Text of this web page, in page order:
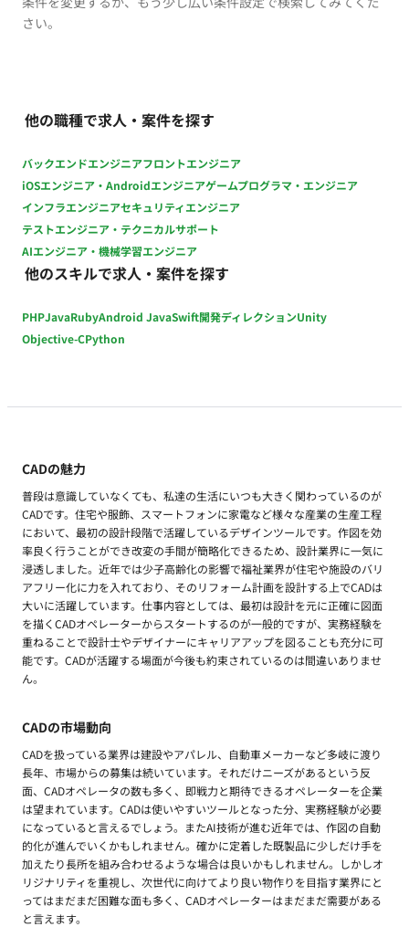
さい。
他の職種で求人・案件を探す
バックエンドエンジニアフロントエンジニア
iOSエンジニア・Androidエンジニアゲームプログラマ・エンジニア
インフラエンジニアセキュリティエンジニア
テストエンジニア・テクニカルサポート
AIエンジニア・機械学習エンジニア
他のスキルで求人・案件を探す
PHPJavaRubyAndroid JavaSwift開発ディレクションUnity
Objective-CPython
CADの魅力
普段は意識していなくても、私達の生活にいつも大きく関わっているのが
CADです。住宅や服飾、スマートフォンに家電など様々な産業の生産工程
において、最初の設計段階で活躍しているデザインツールです。作図を効
率良く行うことができ改変の手間が簡略化できるため、設計業界に一気に
浸透しました。近年では少子高齢化の影響で福祉業界が住宅や施設のバリ
アフリー化に力を入れており、そのリフォーム計画を設計する上でCADは
大いに活躍しています。仕事内容としては、最初は設計を元に正確に図面
を描くCADオペレーターからスタートするのが一般的ですが、実務経験を
重ねることで設計士やデザイナーにキャリアアップを図ることも充分に可
能です。CADが活躍する場面が今後も約束されているのは間違いありませ
ん。
CADの市場動向
CADを扱っている業界は建設やアパレル、自動車メーカーなど多岐に渡り
長年、市場からの募集は続いています。それだけニーズがあるという反
面、CADオペレータの数も多く、即戦力と期待できるオペレーターを企業
は望まれています。CADは使いやすいツールとなった分、実務経験が必要
になっていると言えるでしょう。またAI技術が進む近年では、作図の自動
的化が進んでいくかもしれません。確かに定着した既製品に少しだけ手を
加えたり長所を組み合わせるような場合は良いかもしれません。しかしオ
リジナリティを重視し、次世代に向けてより良い物作りを目指す業界にと
ってはまだまだ困難な面も多く、CADオペレーターはまだまだ需要がある
と言えます。